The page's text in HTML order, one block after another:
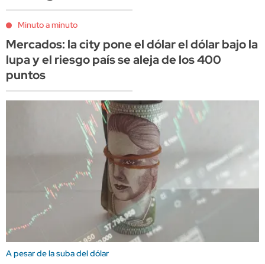
Minuto a minuto
Mercados: la city pone el dólar el dólar bajo la
lupa y el riesgo país se aleja de los 400
puntos
A pesar de la suba del dólar